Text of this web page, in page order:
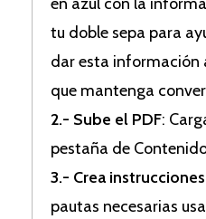
tu doble sepa para
dar esta información
que mantenga
2.- Sube el PDF:
pestaña de
3.- Crea instrucciones
pautas necesarias